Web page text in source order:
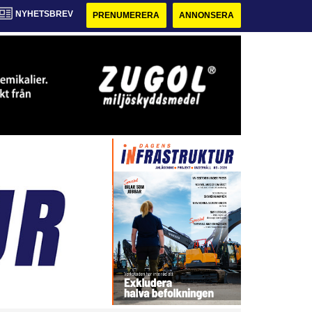
NYHETSBREV PRENUMERERA ANNONSERA